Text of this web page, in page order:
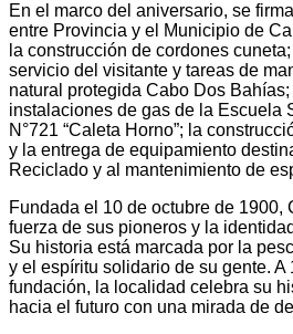
En el marco del aniversario, se
entre Provincia y el Municipio de
la construcción de cordones
servicio del visitante y tareas de
natural protegida Cabo Dos
instalaciones de gas de la Escuela
N°721 “Caleta Horno”; la
y la entrega de equipamiento
Reciclado y al mantenimiento de
Fundada el 10 de octubre de 1900,
fuerza de sus pioneros y la
Su historia está marcada por la
y el espíritu solidario de su gente. A
fundación, la localidad celebra su
hacia el futuro con una mirada de